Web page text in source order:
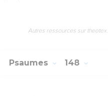
Autres ressources sur
Psaumes 148